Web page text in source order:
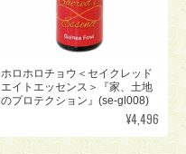
ホロホロチョウ＜セイクレッド
エイトエッセンス＞『家、土地
のプロテクション』(se-gl008)
¥4,496